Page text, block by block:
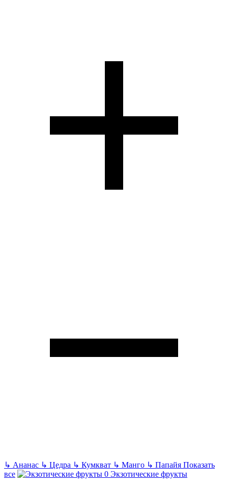
↳ Ананас ↳ Цедра ↳ Кумкват ↳ Манго ↳ Папайя Показать
все
Экзотические фрукты